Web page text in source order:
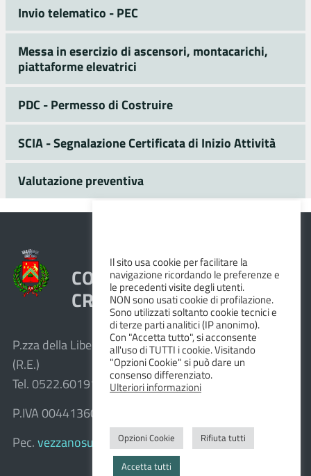
Invio telematico - PEC
Messa in esercizio di ascensori, montacarichi,
piattaforme elevatrici
PDC - Permesso di Costruire
SCIA - Segnalazione Certificata di Inizio Attività
Valutazione preventiva
COMUNE DI VEZZANO SUL
CROSTOLO
P.zza della Libertà, 1 – 42030 Vezzano sul Crostolo
(R.E.)
Tel. 0522.601911 – Fax 0522.601947
P.IVA 00441360351
Pec. vezzanosulcrostolo@cert.provincia.re.it
Il sito usa cookie per facilitare la
navigazione ricordando le preferenze e
le precedenti visite degli utenti.
NON sono usati cookie di profilazione.
Sono utilizzati soltanto cookie tecnici e
di terze parti analitici (IP anonimo).
Con "Accetta tutto", si acconsente
all'uso di TUTTI i cookie. Visitando
"Opzioni Cookie" si può dare un
consenso differenziato.
Ulteriori informazioni
Opzioni Cookie Rifiuta tutti
Accetta tutti